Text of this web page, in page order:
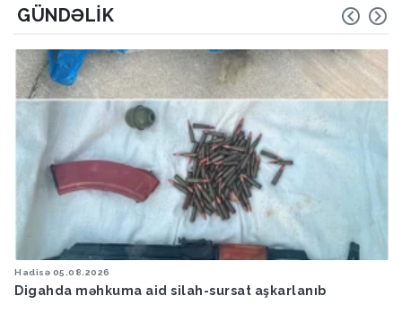
GÜNDƏLIK
Hadisə 05.08.2026
Digahda məhkuma aid silah-sursat aşkarlanıb